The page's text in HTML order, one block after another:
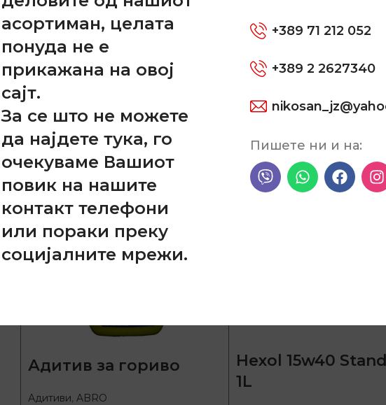
асортиман, целата
понуда не е
прикажана на овој
сајт.
За се што не можете
да најдете тука, го
очекуваме Вашиот
повик на нашите
контакт телефони
или пораки преку
социјалните мрежи.
+389 71 212 052
+389 2 2627340
Пишете ни и на:
Адитив за гориво
Адитиви, ABRO
Hexol 15w40
1L